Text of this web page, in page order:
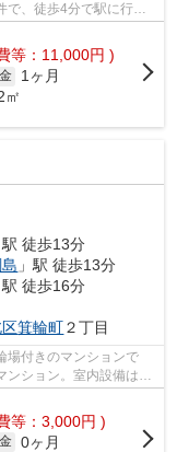
で、徒歩4分で駅に行く
等：11,000円 )
1ヶ月
㎡
駅 徒歩13分
」駅 徒歩13分
駅 徒歩16分
箕輪町２丁目
場付きのマンションで
ンション。室内設備はエ
等：3,000円 )
0ヶ月